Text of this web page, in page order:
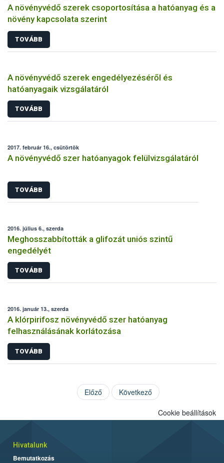
A növényvédő szerek csoportosítása a hatóanyag és a
növény kapcsolata szerint
TOVÁBB
A növényvédő szerek engedélyezéséről és
hatóanyagaik vizsgálatáról
TOVÁBB
2017. február 16., csütörtök
A növényvédő szer hatóanyagok felülvizsgálatáról
TOVÁBB
2016. július 6., szerda
Meghosszabbították a glifozát uniós szintű
engedélyét
TOVÁBB
2016. január 13., szerda
A klórpirifosz növényvédő szer hatóanyag
felhasználásának korlátozása
TOVÁBB
Előző Következő
Cookie beállítások
Hivatalunk
Bemutatkozás